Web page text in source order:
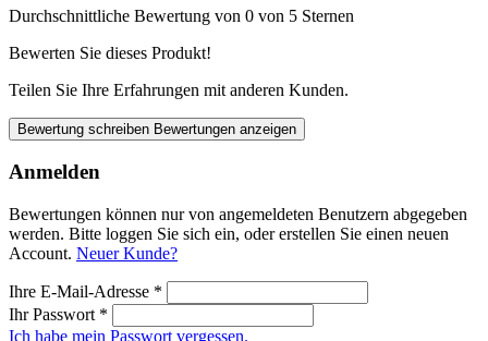
Durchschnittliche Bewertung von 0 von 5 Sternen
Bewerten Sie dieses Produkt!
Teilen Sie Ihre Erfahrungen mit anderen Kunden.
Bewertung schreiben Bewertungen anzeigen
Anmelden
Bewertungen können nur von angemeldeten Benutzern abgegeben
werden. Bitte loggen Sie sich ein, oder erstellen Sie einen neuen
Account. Neuer Kunde?
Ihre E-Mail-Adresse *
Ihr Passwort *
Ich habe mein Passwort vergessen.